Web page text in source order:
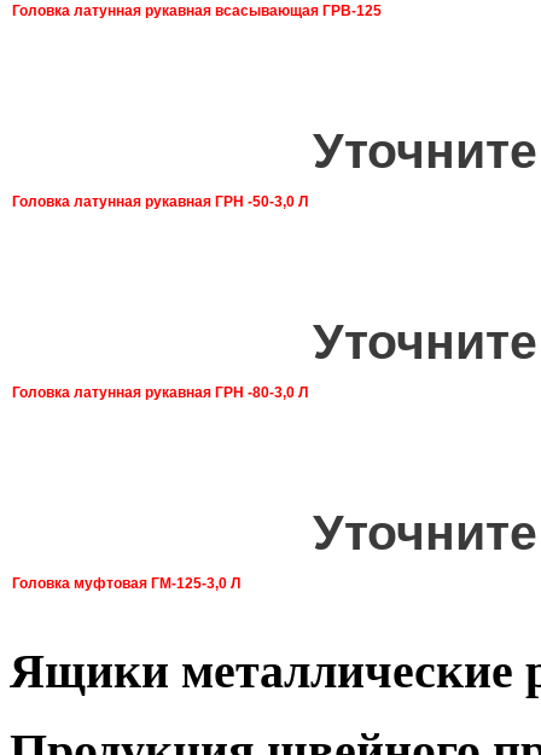
Головка латунная рукавная всасывающая ГРВ-125
Головка латунная рукавная ГРН -50-3,0 Л
Головка латунная рукавная ГРН -80-3,0 Л
Головка муфтовая ГМ-125-3,0 Л
Ящики металлические